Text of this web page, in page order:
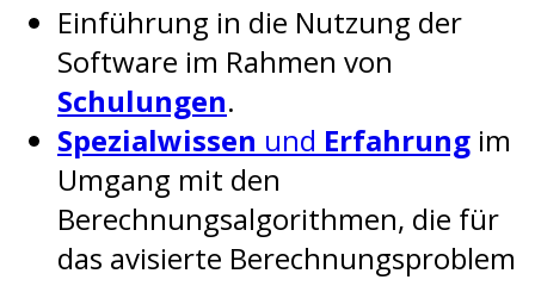
Einführung in die Nutzung der
Software im Rahmen von
Schulungen.
Spezialwissen und Erfahrung im
Umgang mit den
Berechnungsalgorithmen, die für
das avisierte Berechnungsproblem